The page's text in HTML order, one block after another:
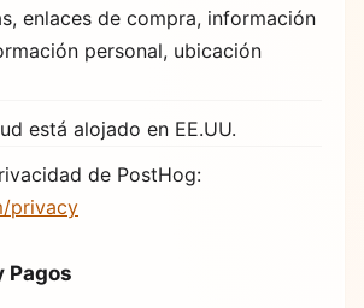
enlaces de compra, información
personal, ubicación
está alojado en EE.UU.
de PostHog:
privacy
Pagos